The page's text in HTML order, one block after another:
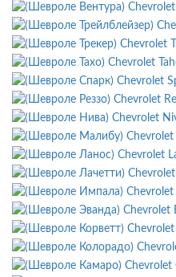
Chevrolet
Chevrolet
Chevrolet
Chevrolet
Chevrolet
Chevrolet
Chevrolet
Chevrolet
Chevrolet